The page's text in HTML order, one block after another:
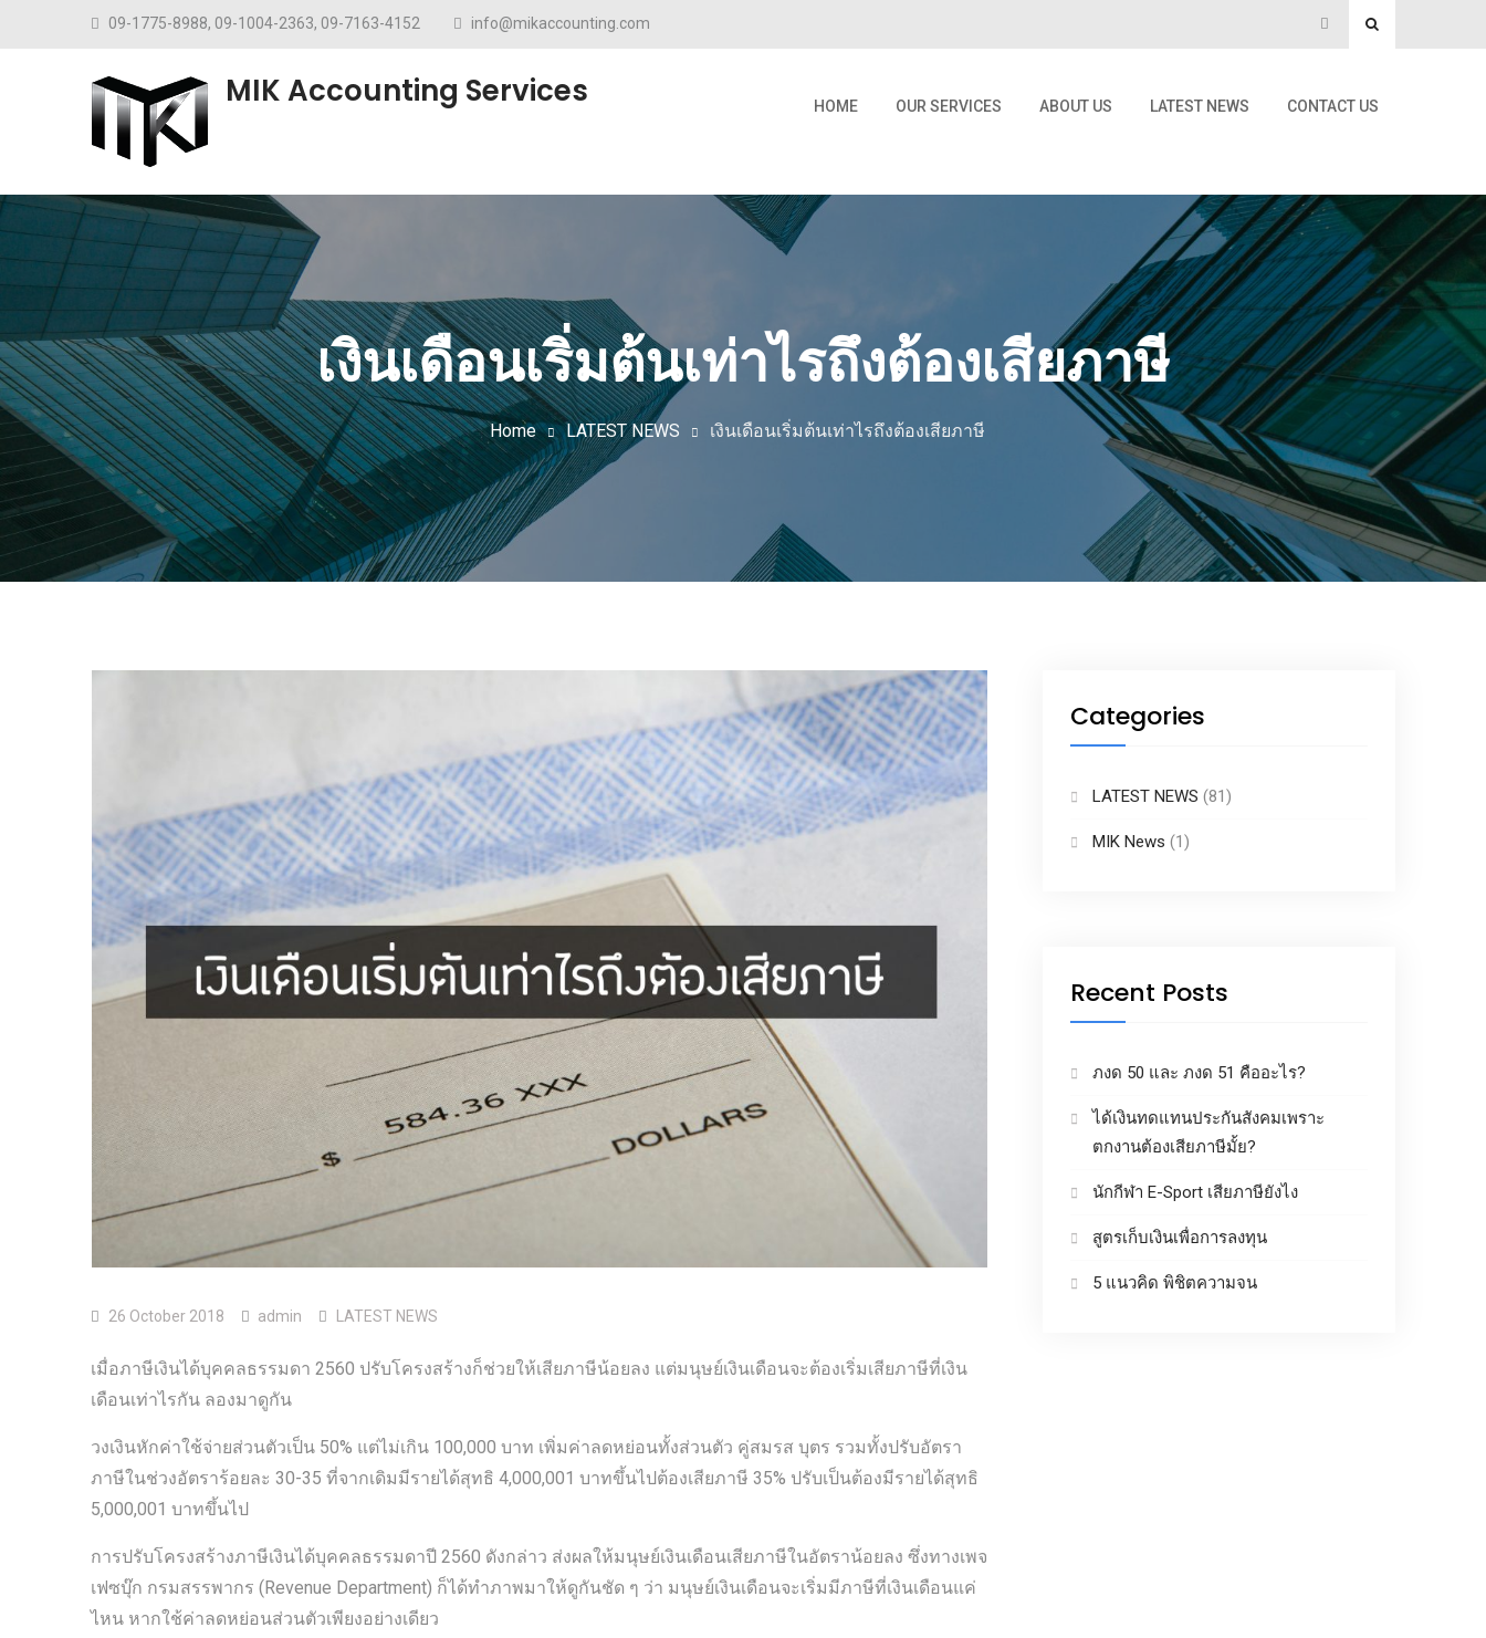
Skip to content09-1775-8988, 09-1004-2363, 09-7163-4152 info@mikaccounting.com
MIK Accounting Services HOME OUR SERVICES ABOUT US LATEST NEWS CONTACT US
เงินเดือนเริ่มต้นเท่าไรถึงต้องเสียภาษี
Home LATEST NEWS เงินเดือนเริ่มต้นเท่าไรถึงต้องเสียภาษี
26 October 2018 admin LATEST NEWS
เมื่อภาษีเงินได้บุคคลธรรมดา 2560 ปรับโครงสร้างก็ช่วยให้เสียภาษีน้อยลง แต่มนุษย์เงินเดือนจะต้องเริ่มเสียภาษีที่เงิน
เดือนเท่าไรกัน ลองมาดูกัน
วงเงินหักค่าใช้จ่ายส่วนตัวเป็น 50% แต่ไม่เกิน 100,000 บาท เพิ่มค่าลดหย่อนทั้งส่วนตัว คู่สมรส บุตร รวมทั้งปรับอัตรา
ภาษีในช่วงอัตราร้อยละ 30-35 ที่จากเดิมมีรายได้สุทธิ 4,000,001 บาทขึ้นไปต้องเสียภาษี 35% ปรับเป็นต้องมีรายได้สุทธิ
5,000,001 บาทขึ้นไป
การปรับโครงสร้างภาษีเงินได้บุคคลธรรมดาปี 2560 ดังกล่าว ส่งผลให้มนุษย์เงินเดือนเสียภาษีในอัตราน้อยลง ซึ่งทางเพจ
เฟซบุ๊ก กรมสรรพากร (Revenue Department) ก็ได้ทำภาพมาให้ดูกันชัด ๆ ว่า มนุษย์เงินเดือนจะเริ่มมีภาษีที่เงินเดือนแค่
ไหน หากใช้ค่าลดหย่อนส่วนตัวเพียงอย่างเดียว
Categories
LATEST NEWS (81)
MIK News (1)
Recent Posts
ภงด 50 และ ภงด 51 คืออะไร?
ได้เงินทดแทนประกันสังคมเพราะ
ตกงานต้องเสียภาษีมั้ย?
นักกีฬา E-Sport เสียภาษียังไง
สูตรเก็บเงินเพื่อการลงทุน
5 แนวคิด พิชิตความจน